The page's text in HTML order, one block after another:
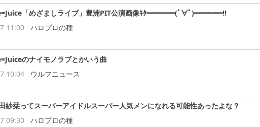
「めざましライブ」豊洲PIT公演画像ｷﾀ━━━━(ﾟ∀ﾟ)━━━━!!
11:00
ハロプロの種
のナイモノラブとかいう曲
10:04
ウルフニュース
紗栞ってスーパーアイドルスーパー人気メンになれる可能性あったよな？
09:30
ハロプロの種